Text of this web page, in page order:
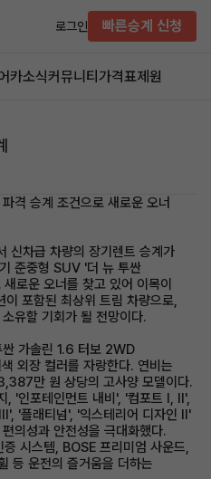
로그인 빠른승계 신청
카소식커뮤니티 가격표제원
격 승계 조건으로 새로운 오너
차급 차량의 장기렌트 승계가
준중형 SUV '더 뉴 투싼
로운 오너를 찾고 있어 이목이
포함된 최상위 트림 차량으로,
유할 기회가 될 전망이다.
가솔린 1.6 터보 2WD
외장 컬러를 자랑한다. 연비는
만 원 상당의 고사양 모델이다.
'인포테인먼트 내비', '컴포트 Ⅰ, Ⅱ',
'플래티넘', '익스테리어 디자인 Ⅱ'
의성과 안전성을 극대화했다.
시스템, BOSE 프리미엄 사운드,
등 운전의 즐거움을 더하는